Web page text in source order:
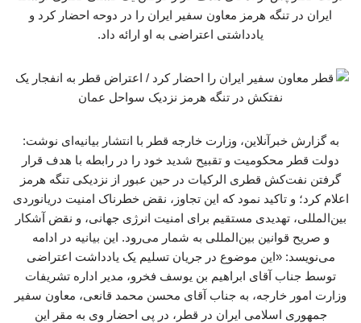
ایران در تنگه هرمز معاون سفیر ایران را در دوحه احضار کرد و
یادداشتی اعتراضی به او ارائه داد.
به گزارش خبرآنلاین، وزارت خارجه قطر با انتشار بیانیه‌ای نوشت:
دولت قطر محکومیت و تقبیح شدید خود را در رابطه با هدف قرار
گرفتن نفت‌کش قطری الرکیات در حین عبور از نزدیکی تنگه هرمز
اعلام کرد؛ و تاکید نمود که این تجاوز، نقض خطرناک امنیت دریانوردی
بین‌المللی، تهدیدی مستقیم برای امنیت انرژی جهانی، و نقض آشکار
و صریح قوانین بین‌المللی به شمار می‌رود. این بیانیه در ادامه
می‌نویسد: «این موضوع در جریان تسلیم یک یادداشت اعتراضی
توسط جناب آقای ابراهیم بن یوسف فخرو، مدیر اداره تشریفات
وزارت امور خارجه، به جناب آقای محسن محمد قانعی، معاون سفیر
جمهوری اسلامی ایران در قطر، در پی احضار وی به مقر این